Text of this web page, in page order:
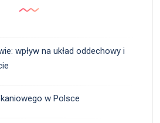
wpływ na układ oddechowy i
w Polsce